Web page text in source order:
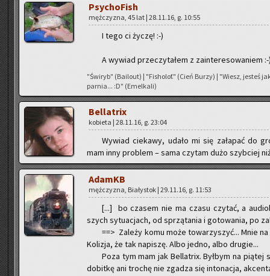
Psy­cho­Fish
męż­czy­zna, 45 lat | 28.11.16, g. 10:55
I tego ci życzę! :-)
A wy­wiad prze­czy­ta­łem z za­in­te­re­so­wa­niem
"Świ­ryb" (Ba­ilo­ut) | "Fi­sho­lof." (Cień Burzy) | "Wiesz,
par­nia... :D" (Emel­ka­li)
Bel­la­trix
ko­bie­ta | 28.11.16, g. 23:04
Wy­wiad cie­ka­wy, udało mi się za­ła­pać do
mam inny pro­blem – sama czy­tam dużo szyb­ciej
AdamKB
męż­czy­zna, Bia­ły­stok | 29.11.16, g. 11:53
[...] bo cza­sem nie ma czasu czy­tać, a
szych sy­tu­acjach, od sprzą­ta­nia i go­to­wa­nia, po
==> Za­le­ży komu może to­wa­rzy­szyć... Mnie
Ko­li­zja, że tak na­pi­szę. Albo jedno, albo dru­gie...
Poza tym mam jak Bel­la­trix. Był­bym na
do­bit­kę ani tro­chę nie zga­dza się in­to­na­cja,